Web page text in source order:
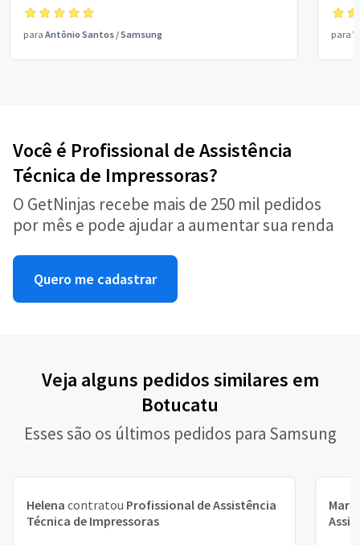
para Antônio Santos /Samsung para
Você é Profissional de Assistência
Técnica de Impressoras?
O GetNinjas recebe mais de 250 mil pedidos
por mês e pode ajudar a aumentar sua renda
Quero me cadastrar
Veja alguns pedidos similares em
Botucatu
Esses são os últimos pedidos para Samsung
Helena contratou Profissional de Assistência
Técnica de Impressoras